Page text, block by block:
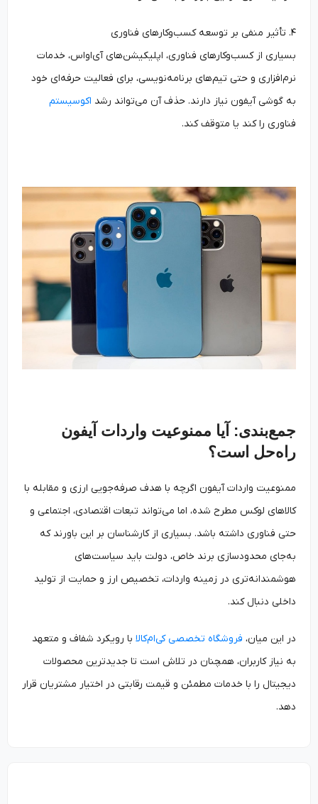
بسیاری از کسب‌وکارهای فناوری، اپلیکیشن‌های آی‌او‌اس، خدمات
نرم‌افزاری و حتی تیم‌های برنامه‌نویسی، برای فعالیت حرفه‌ای خود
به گوشی آیفون نیاز دارند. حذف آن می‌تواند رشد اکوسیستم
فناوری را کند یا متوقف کند.
جمع‌بندی: آیا ممنوعیت واردات آیفون
راه‌حل است؟
ممنوعیت واردات آیفون اگرچه با هدف صرفه‌جویی ارزی و مقابله با
کالاهای لوکس مطرح شده، اما می‌تواند تبعات اقتصادی، اجتماعی و
حتی فناوری داشته باشد. بسیاری از کارشناسان بر این باورند که
به‌جای محدودسازی برند خاص، دولت باید سیاست‌های
هوشمندانه‌تری در زمینه واردات، تخصیص ارز و حمایت از تولید
داخلی دنبال کند.
در این میان،فروشگاه تخصصی کی‌ام‌کالابا رویکرد شفاف و متعهد
به نیاز کاربران، همچنان در تلاش است تا جدیدترین محصولات
دیجیتال را با خدمات مطمئن و قیمت رقابتی در اختیار مشتریان قرار